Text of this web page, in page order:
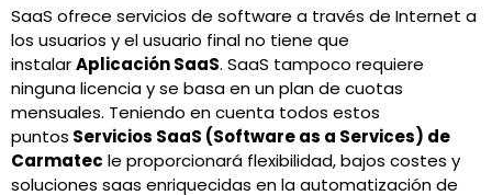
SaaS ofrece servicios de software a través de Internet a
los usuarios y el usuario final no tiene que
instalarAplicación SaaS. SaaS tampoco requiere
ninguna licencia y se basa en un plan de cuotas
mensuales. Teniendo en cuenta todos estos
puntos Servicios SaaS (Software as a Services) de
Carmatec le proporcionará flexibilidad, bajos costes y
soluciones saas enriquecidas en la automatización de